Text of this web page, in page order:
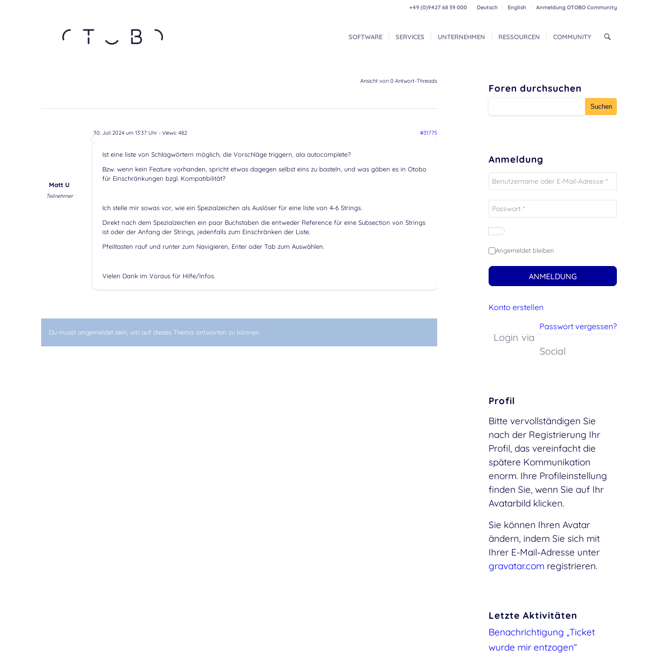
Deutsch English Anmeldung OTOBO Community
+49 (0)9427 68 39 000
SOFTWARE SERVICES UNTERNEHMEN RESSOURCEN COMMUNITY
Ansicht von 0 Antwort-Threads
30. Juli 2024 um 13:37 Uhr- Views: 482 #31775
Matt U
Teilnehmer
Ist eine liste von Schlagwörtern möglich, die Vorschläge triggern, ala autocomplete?
Bzw. wenn kein Feature vorhanden, spricht etwas dagegen selbst eins zu basteln, und was gäben es in Otobo
für Einschränkungen bzgl. Kompatibilität?
Ich stelle mir sowas vor, wie ein Spezialzeichen als Auslöser für eine liste von 4-6 Strings.
Direkt nach dem Spezialzeichen ein paar Buchstaben die entweder Reference für eine Subsection von Strings
ist oder der Anfang der Strings, jedenfalls zum Einschränken der Liste.
Pfeiltasten rauf und runter zum Navigieren, Enter oder Tab zum Auswählen.
Vielen Dank im Voraus für Hilfe/Infos.
Du musst angemeldet sein, um auf dieses Thema antworten zu können.
Foren durchsuchen
Anmeldung
Angemeldet bleiben
ANMELDUNG
Konto erstellen
Passwort vergessen?
Login via
Social
Profil
Bitte vervollständigen Sie
nach der Registrierung Ihr
Profil, das vereinfacht die
spätere Kommunikation
enorm. Ihre Profileinstellung
finden Sie, wenn Sie auf Ihr
Avatarbild klicken.
Sie können Ihren Avatar
ändern, indem Sie sich mit
Ihrer E-Mail-Adresse unter
gravatar.com registrieren.
Letzte Aktivitäten
Benachrichtigung „Ticket
wurde mir entzogen“